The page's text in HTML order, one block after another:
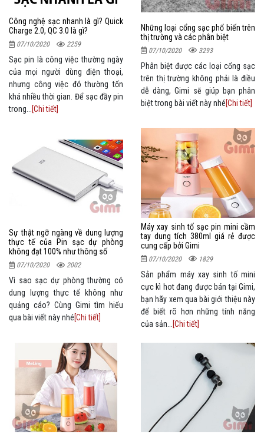
Công nghệ sạc nhanh là gì? Quick
Charge 2.0, QC 3.0 là gì?
07/10/2020 2259
Sạc pin là công việc thường ngày
của mọi người dùng điện thoại,
nhưng công việc đó thường tốn
khá nhiều thời gian. Để sạc đầy pin
trong...
[Chi tiết]
Những loại cổng sạc phổ biến trên
thị trường và các phân biệt
07/10/2020 3293
Phân biệt được các loại cổng sạc
trên thị trường không phải là điều
dễ dàng, Gimi sẽ giúp bạn phân
biệt trong bài viết này nhé[Chi tiết]
Sự thật ngỡ ngàng về dung lượng
thực tế của Pin sạc dự phòng
không đạt 100% như thông số
07/10/2020 2002
Vì sao sạc dự phòng thường có
dung lượng thực tế không như
quảng cáo? Cùng Gimi tìm hiểu
qua bài viết này nhé[Chi tiết]
Máy xay sinh tố sạc pin mini cầm
tay dung tích 380ml giá rẻ được
cung cấp bởi Gimi
07/10/2020 1829
Sản phẩm máy xay sinh tố mini
cực kì hot đang được bán tại Gimi,
bạn hãy xem qua bài giới thiệu này
để biết rõ hơn những tính năng
của sản...
[Chi tiết]